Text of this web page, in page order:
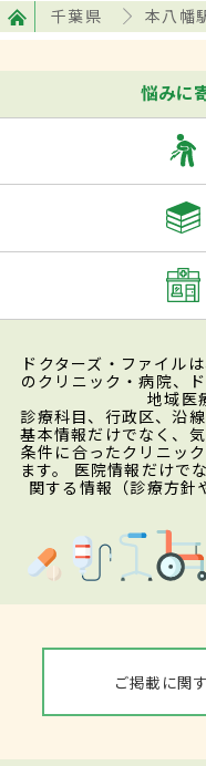
千葉県 本八幡
悩みに
ドクターズ・ファイル
のクリニック・病院、
地域医
診療科目、行政区、沿
基本情報だけでなく、
条件に合ったクリニッ
ます。 医院情報だけで
関する情報（診療方針
ご掲載に関